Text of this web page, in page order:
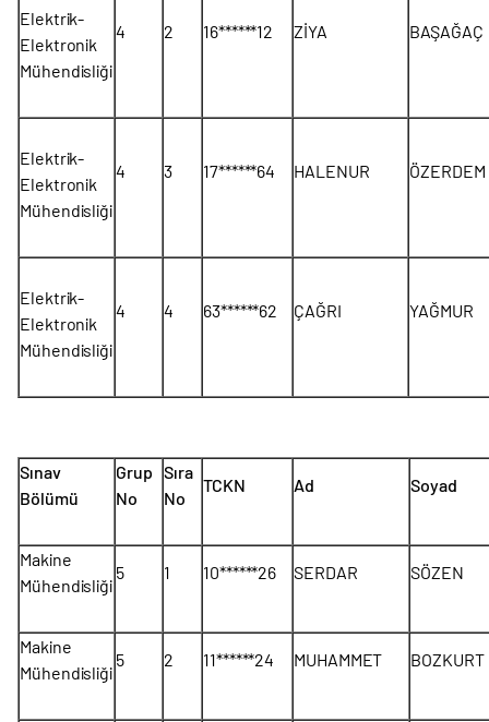
Elektrik-
Elektronik
Mühendisliği
4 2 16******12 ZİYA BAŞAĞAÇ
Elektrik-
Elektronik
Mühendisliği
4 3 17******64 HALENUR ÖZERDEM
Elektrik-
Elektronik
Mühendisliği
4 4 63******62 ÇAĞRI YAĞMUR
Sınav
Bölümü
Grup
No
Sıra
No
TCKN Ad Soyad
Makine
Mühendisliği
5 1 10******26 SERDAR SÖZEN
Makine
Mühendisliği
5 2 11******24 MUHAMMET BOZKURT